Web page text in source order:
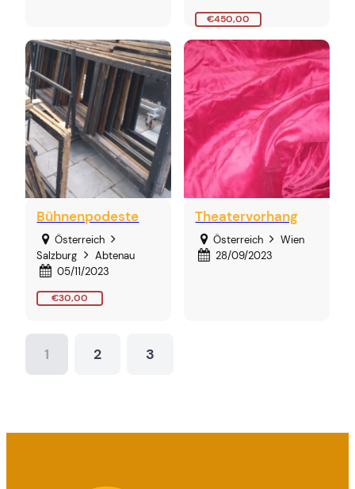
€450,00
Bühnenpodeste
Österreich
Salzburg
Abtenau
05/11/2023
€30,00
Theatervorhang
Österreich
Wien
28/09/2023
1 2 3